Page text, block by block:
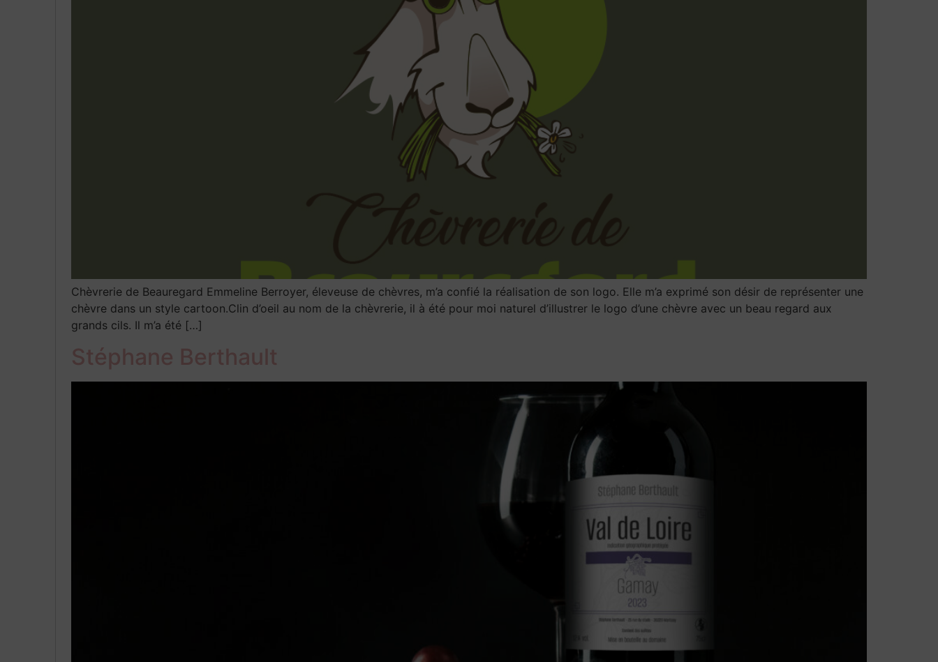
Chèvrerie de Beauregard Emmeline Berroyer, éleveuse de chèvres, m’a confié la réalisation de son logo. Elle m’a exprimé son désir de représenter une
chèvre dans un style cartoon.Clin d’oeil au nom de la chèvrerie, il à été pour moi naturel d’illustrer le logo d’une chèvre avec un beau regard aux
grands cils. Il m’a été […]
Stéphane Berthault